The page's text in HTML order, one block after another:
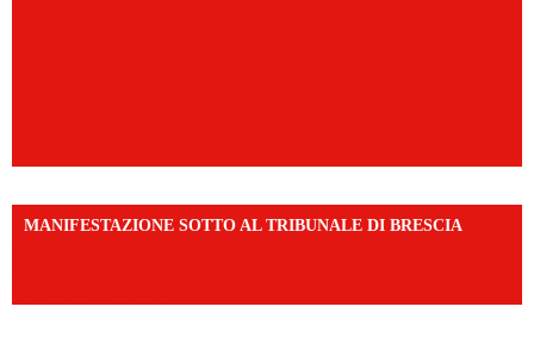
MANIFESTAZIONE SOTTO AL TRIBUNALE DI BRESCIA